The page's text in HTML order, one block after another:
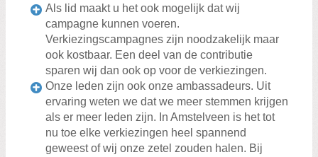
Als lid maakt u het ook mogelijk dat wij
campagne kunnen voeren.
Verkiezingscampagnes zijn noodzakelijk maar
ook kostbaar. Een deel van de contributie
sparen wij dan ook op voor de verkiezingen.
Onze leden zijn ook onze ambassadeurs. Uit
ervaring weten we dat we meer stemmen krijgen
als er meer leden zijn. In Amstelveen is het tot
nu toe elke verkiezingen heel spannend
geweest of wij onze zetel zouden halen. Bij